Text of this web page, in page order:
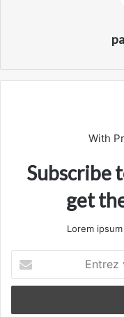
With
Subscribe
get
Lorem
votre
adresse